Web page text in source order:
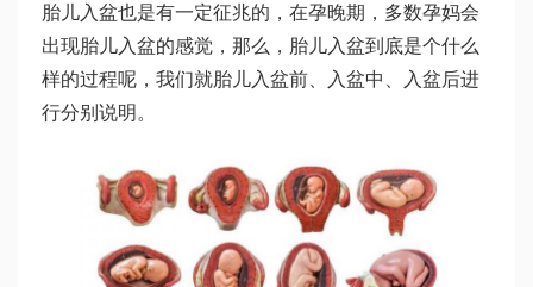
胎儿入盆也是有一定征兆的，在孕晚期，多数孕妈会
出现胎儿入盆的感觉，那么，胎儿入盆到底是个什么
样的过程呢，我们就胎儿入盆前、入盆中、入盆后进
行分别说明。